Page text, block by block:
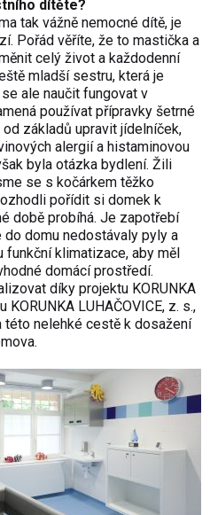
dítěte?
tak vážně nemocné dítě, je
Pořád věříte, že to mastička a
celý život a každodenní
mladší sestru, která je
ale naučit fungovat v
používat přípravky šetrné
základů upravit jídelníček,
alergií a histaminovou
byla otázka bydlení. Žili
se s kočárkem těžko
pořídit si domek k
době probíhá. Je zapotřebí
domu nedostávaly pyly a
funkční klimatizace, aby měl
domácí prostředí.
díky projektu KORUNKA
LUHAČOVICE, z. s.,
této nelehké cestě k dosažení